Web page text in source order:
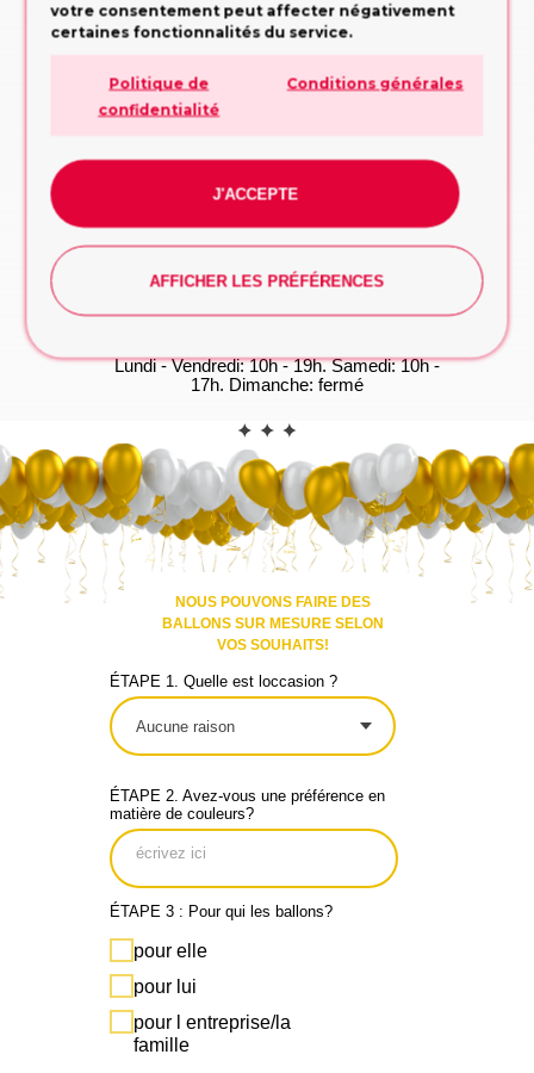
Lundi - Vendredi: 10h - 19h. Samedi: 10h -
17h. Dimanche: fermé
Formulaire de demande
Remplissez le formulaire, nous vous
conseillerons sur la conception ou la décision
RAPPELEZ-MOI!
CONTACT
WhatsApp
Vous préférez taper? Commencez la
conversation dès maintenant, on s'occupe du
WHATSAPP
NOUS POUVONS FAIRE DES
BALLONS SUR MESURE SELON
VOS SOUHAITS!
ÉTAPE 1. Quelle est loccasion ?
ÉTAPE 2. Avez-vous une préférence en
matière de couleurs?
ÉTAPE 3 : Pour qui les ballons?
pour elle
pour lui
pour l entreprise/la
famille
votre consentement peut affecter négativement
certaines fonctionnalités du service.
Politique de
confidentialité
Conditions générales
J'ACCEPTE
AFFICHER LES PRÉFÉRENCES